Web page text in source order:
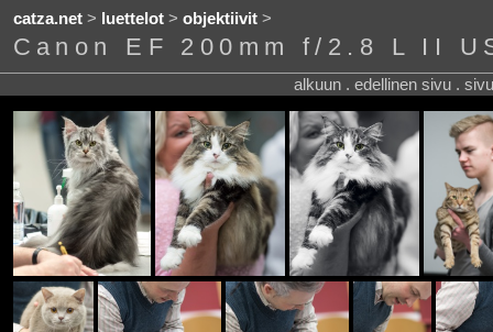
catza.net> luettelot> objektiivit>
Canon EF 200mm f/2.8 L II
alkuun . edellinen sivu .